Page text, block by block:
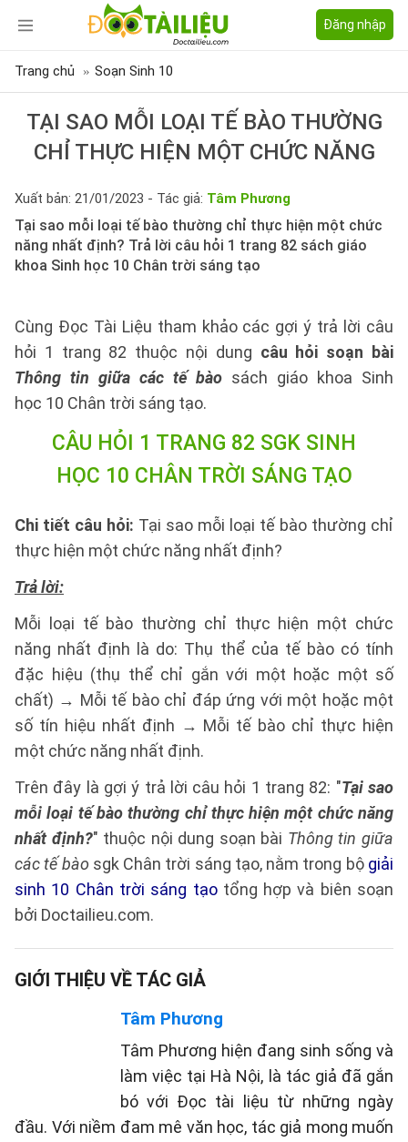
Đăng nhập
Trang chủ Soạn Sinh 10
TẠI SAO MỖI LOẠI TẾ BÀO THƯỜNG
CHỈ THỰC HIỆN MỘT CHỨC NĂNG
Xuất bản: 21/01/2023 - Tác giả: Tâm Phương
Tại sao mỗi loại tế bào thường chỉ thực hiện một chức
năng nhất định? Trả lời câu hỏi 1 trang 82 sách giáo
khoa Sinh học 10 Chân trời sáng tạo
Cùng Đọc Tài Liệu tham khảo các gợi ý trả lời câu
hỏi 1 trang 82 thuộc nội dung câu hỏi soạn bài
Thông tin giữa các tế bào sách giáo khoa Sinh
học 10 Chân trời sáng tạo.
CÂU HỎI 1 TRANG 82 SGK SINH
HỌC 10 CHÂN TRỜI SÁNG TẠO
Chi tiết câu hỏi: Tại sao mỗi loại tế bào thường chỉ
thực hiện một chức năng nhất định?
Trả lời:
Mỗi loại tế bào thường chỉ thực hiện một chức
năng nhất định là do: Thụ thể của tế bào có tính
đặc hiệu (thụ thể chỉ gắn với một hoặc một số
chất) → Mỗi tế bào chỉ đáp ứng với một hoặc một
số tín hiệu nhất định → Mỗi tế bào chỉ thực hiện
một chức năng nhất định.
Trên đây là gợi ý trả lời câu hỏi 1 trang 82: "Tại sao
mỗi loại tế bào thường chỉ thực hiện một chức năng
nhất định?" thuộc nội dung soạn bài Thông tin giữa
các tế bào sgk Chân trời sáng tạo, nằm trong bộ giải
sinh 10 Chân trời sáng tạotổng hợp và biên soạn
bởi Doctailieu.com.
GIỚI THIỆU VỀ TÁC GIẢ
Tâm Phương
Tâm Phương hiện đang sinh sống và
làm việc tại Hà Nội, là tác giả đã gắn
bó với Đọc tài liệu từ những ngày
đầu. Với niềm đam mê văn học, tác giả mong muốn